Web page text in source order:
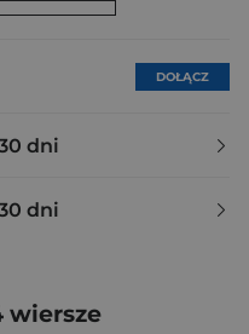
DOŁĄCZ
dni
dni
wiersze